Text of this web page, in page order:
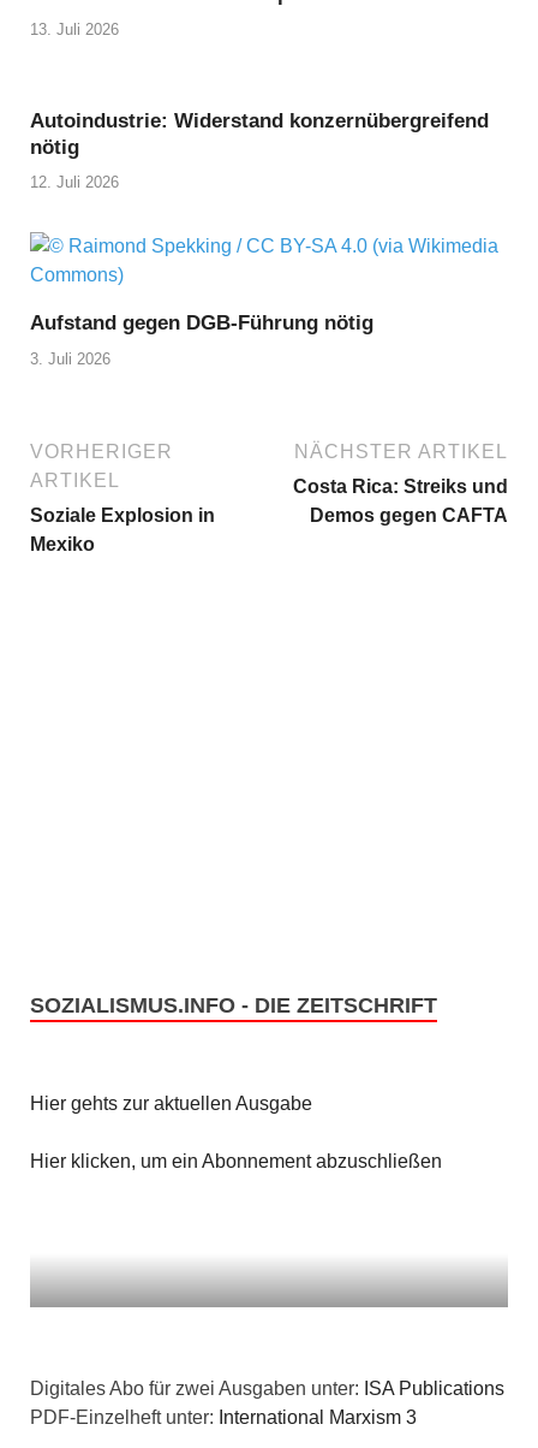
13. Juli 2026
Autoindustrie: Widerstand konzernübergreifend
nötig
12. Juli 2026
Aufstand gegen DGB-Führung nötig
3. Juli 2026
VORHERIGER
ARTIKEL
Soziale Explosion in
Mexiko
NÄCHSTER ARTIKEL
Costa Rica: Streiks und
Demos gegen CAFTA
SOZIALISMUS.INFO - DIE ZEITSCHRIFT
Hier gehts zur aktuellen Ausgabe
Hier klicken, um ein Abonnement abzuschließen
Digitales Abo für zwei Ausgaben unter: ISA Publications
PDF-Einzelheft unter: International Marxism 3